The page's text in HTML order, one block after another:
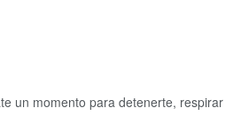
un momento para detenerte, respirar